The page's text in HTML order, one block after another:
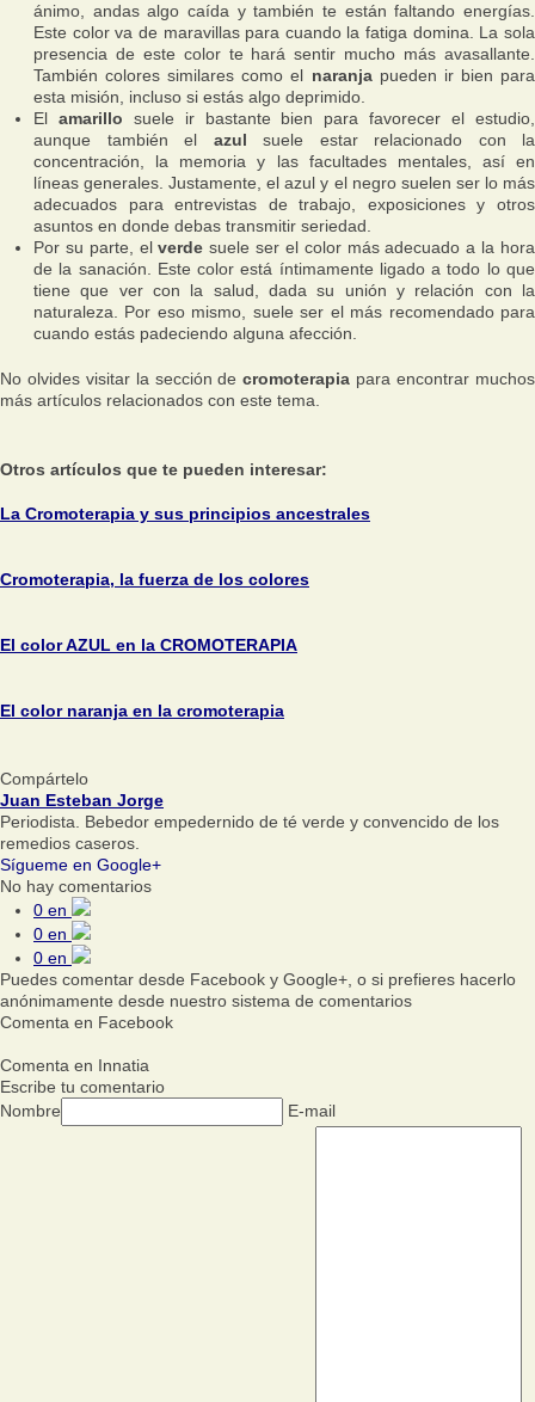
ánimo, andas algo caída y también te están faltando energías.
Este color va de maravillas para cuando la fatiga domina. La sola
presencia de este color te hará sentir mucho más avasallante.
También colores similares como el naranjapueden ir bien para
esta misión, incluso si estás algo deprimido.
El amarillo suele ir bastante bien para favorecer el estudio,
aunque también el azul suele estar relacionado con la
concentración, la memoria y las facultades mentales, así en
líneas generales. Justamente, el azul y el negro suelen ser lo más
adecuados para entrevistas de trabajo, exposiciones y otros
asuntos en donde debas transmitir seriedad.
Por su parte, elverde suele ser el color más adecuado a la hora
de la sanación. Este color está íntimamente ligado a todo lo que
tiene que ver con la salud, dada su unión y relación con la
naturaleza. Por eso mismo, suele ser el más recomendado para
cuando estás padeciendo alguna afección.
No olvides visitar la sección decromoterapia para encontrar muchos
más artículos relacionados con este tema.
Otros artículos que te pueden interesar:
La Cromoterapia y sus principios ancestrales
Cromoterapia, la fuerza de los colores
El color AZUL en la CROMOTERAPIA
El color naranja en la cromoterapia
Compártelo
Juan Esteban Jorge
Periodista. Bebedor empedernido de té verde y convencido de los
remedios caseros.
Sígueme en Google+
No hay comentarios
0 en
0 en
0 en
Puedes comentar desde Facebook y Google+, o si prefieres hacerlo
anónimamente desde nuestro sistema de comentarios
Comenta en Facebook
Comenta en Innatia
Escribe tu comentario
Nombre
E-mail